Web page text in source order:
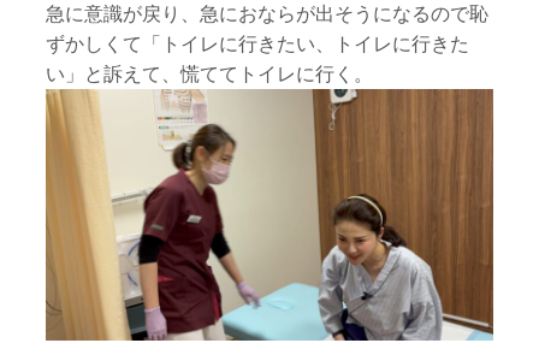
急に意識が戻り、急におならが出そうになるので恥
ずかしくて「トイレに行きたい、トイレに行きた
い」と訴えて、慌ててトイレに行く。